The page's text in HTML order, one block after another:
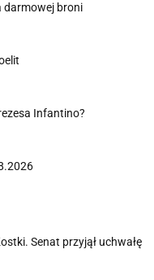
darmowej broni
Infantino?
Senat przyjął uchwałę